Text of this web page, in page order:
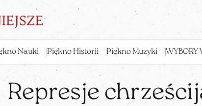
Nauki Piękno Historii Piękno Muzyki WYBORY
Represje